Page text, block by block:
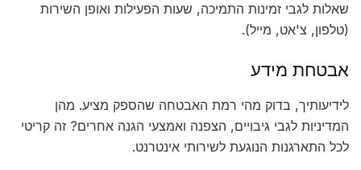
שאלות לגבי זמינות התמיכה, שעות הפעילות ואופן השירות
(טלפון, צ'אט, מייל).
אבטחת מידע
לידיעותיך, בדוק מהי רמת האבטחה שהספק מציע. מהן
המדיניות לגבי גיבויים, הצפנה ואמצעי הגנה אחרים? זה קריטי
לכל התארגנות הנוגעת לשירותי אינטרנט.